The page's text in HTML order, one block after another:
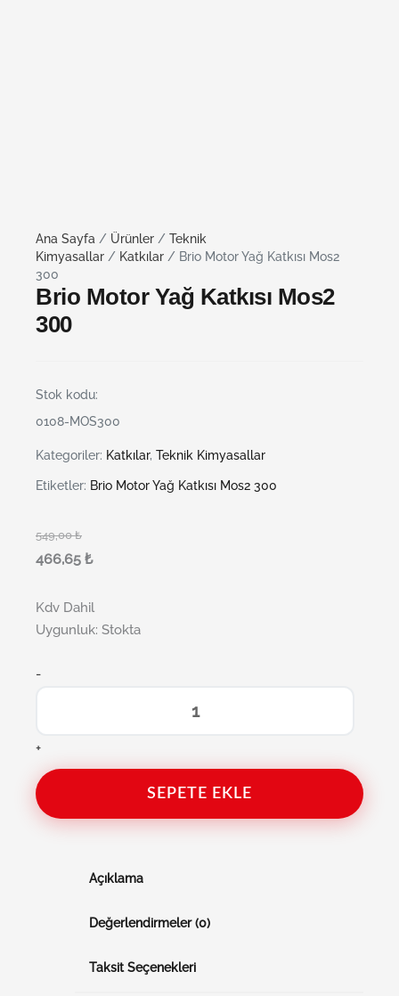
Ana Sayfa / Ürünler / Teknik
Kimyasallar / Katkılar / Brio Motor Yağ Katkısı Mos2
300
Brio Motor Yağ Katkısı Mos2
300
Stok kodu:
0108-MOS300
Kategoriler: Katkılar, Teknik Kimyasallar
Etiketler: Brio Motor Yağ Katkısı Mos2 300
549,00₺
466,65 ₺
Kdv Dahil
Uygunluk: Stokta
-
+
SEPETE EKLE
Açıklama
Değerlendirmeler (0)
Taksit Seçenekleri